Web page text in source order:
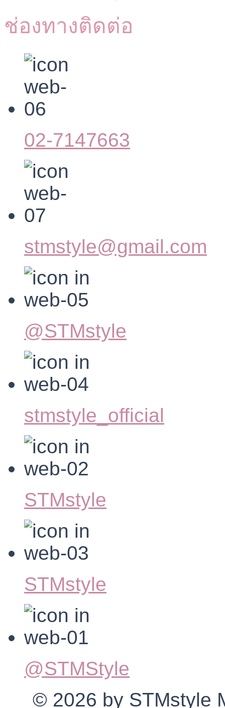
ช่องทางติดต่อ
02-7147663
stmstyle@gmail.com
@STMstyle
stmstyle_official
STMstyle
STMstyle
@STMStyle
© 2026 by STMstyle